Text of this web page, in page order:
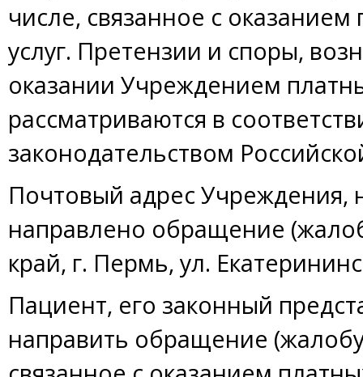
числе, связанное с
услуг. Претензии и споры,
оказании Учреждением
рассматриваются в
законодательством
Почтовый адрес Учреждения,
направлено обращение
край, г. Пермь, ул.
Пациент, его законный
направить обращение